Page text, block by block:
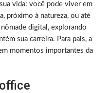
vida: você pode viver em
próximo à natureza, ou até
digital, explorando
sua carreira. Para pais, a
momentos importantes da